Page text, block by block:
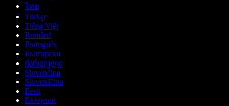
ไทย
Türkçe
Tiếng Việt
Română
Português
Български
ქართული
Slovenčina
Slovenščina
Eesti
Ελληνικά